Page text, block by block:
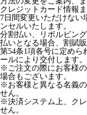
クレジットカード情報
7日間変更いただけない
ンセルいたします。
分割払い、リボルビン
払いとなる場合、割賦
第54条1項各号に定めら
ールにより交付します。
※ご注文の際にお客様
場合もございます。
※お客様と異なる名義
せん。
※決済システム上、ク
せん。